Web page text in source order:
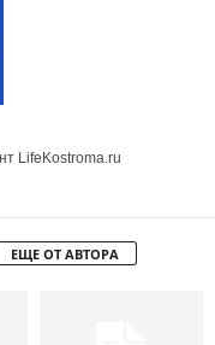
LifeKostroma.ru
ЕЩЕ ОТ АВТОРА